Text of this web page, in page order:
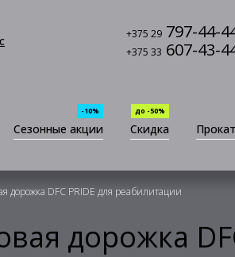
+375 29 797-44-
+375 33 607-43-
Сезонные акции
-10%
Скидка
до -50%
Прокат
дорожка DFC PRIDE для реабилитации
дорожка